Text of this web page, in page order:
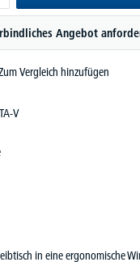
Angebot
Vergleich hinzufügen
V
in eine ergonomische